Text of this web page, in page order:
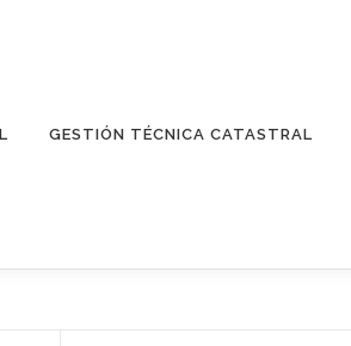
GESTIÓN TÉCNICA CATASTRAL